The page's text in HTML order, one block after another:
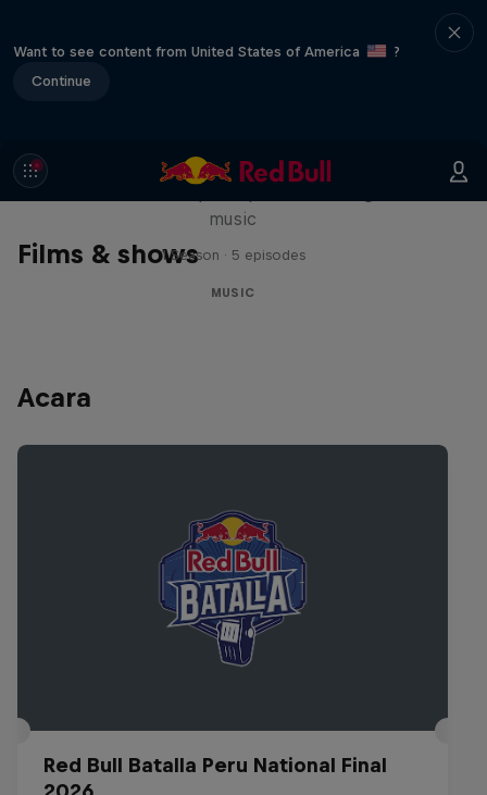
Want to see content from United States of America
?
Continue
Films & shows
Diggin' in the Carts
music
1 Season · 5 episodes
MUSIC
Acara
Red Bull Batalla Peru National Final